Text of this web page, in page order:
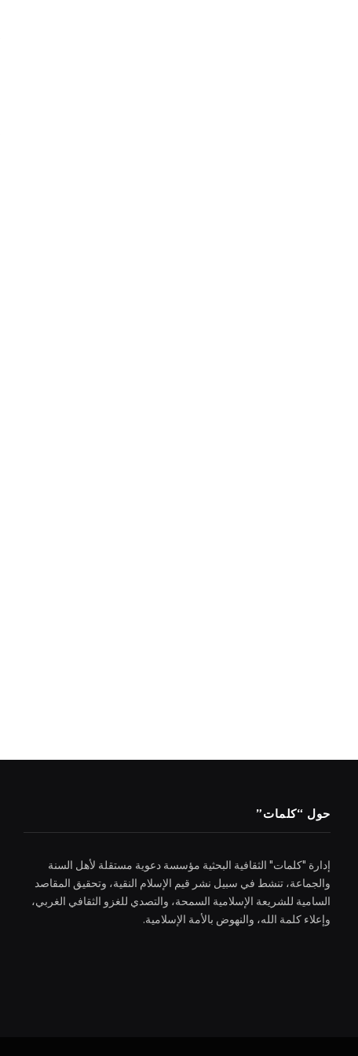
حول “كلمات”
إدارة "كلمات" الثقافية البحثية مؤسسة دعوية مستقلة لأهل السنة
والجماعة، تنشط في سبيل نشر قيم الإسلام النقية، وتحقيق المقاصد
السامية للشريعة الإسلامية السمحة، والتصدي للغزو الثقافي الغربي،
وإعلاء كلمة الله، والنهوض بالأمة الإسلامية.